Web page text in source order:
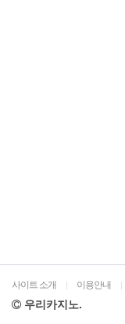
사이트 소개 | 이용안내 |
우리카지노.